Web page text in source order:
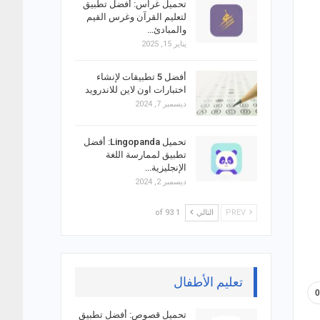
0
تحميل غراس: أفضل تطبيق
لتعليم القرآن وغرس القيم
والمبادئ…
يناير 15, 2025
أفضل 5 تطبيقات لإنشاء
اختبارات اون لاين للاندرويد
ديسمبر 7, 2024
تحميل Lingopanda: أفضل
تطبيق لممارسة اللغة
الإنجليزية…
ديسمبر 2, 2024
التالي 1 of 93
تعليم الأطفال
تحميل قصوص: أفضل تطبيق